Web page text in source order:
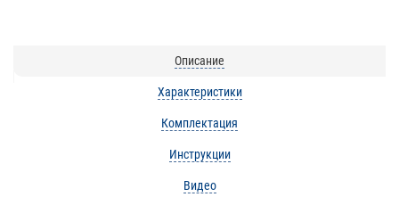
Описание
Характеристики
Комплектация
Инструкции
Видео